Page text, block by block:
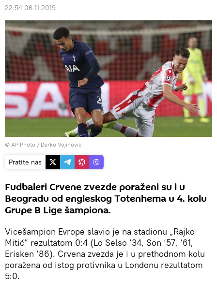
22:54 06.11.2019
© AP Photo / Darko Vojinovic
Pratite nas
Fudbaleri Crvene zvezde poraženi su i u
Beogradu od engleskog Totenhema u 4. kolu
Grupe B Lige šampiona.
Vicešampion Evrope slavio je na stadionu „Rajko
Mitić“ rezultatom 0:4 (Lo Selso ‘34, Son ‘57, ‘61,
Erisken ‘86). Crvena zvezda je i u prethodnom kolu
poražena od istog protivnika u Londonu rezultatom
5:0.